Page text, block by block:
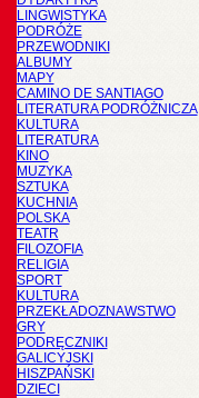
LINGWISTYKA
PODRÓŻE
PRZEWODNIKI
ALBUMY
MAPY
CAMINO DE SANTIAGO
LITERATURA PODRÓŻNICZA
KULTURA
LITERATURA
KINO
MUZYKA
SZTUKA
KUCHNIA
POLSKA
TEATR
FILOZOFIA
RELIGIA
SPORT
KULTURA
PRZEKŁADOZNAWSTWO
GRY
PODRĘCZNIKI
GALICYJSKI
HISZPAŃSKI
DZIECI